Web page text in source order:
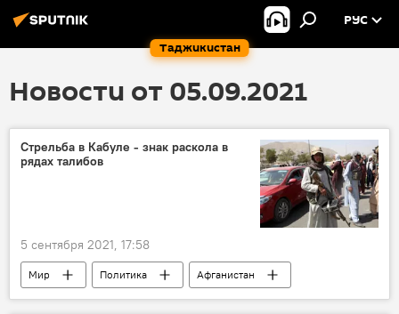
Таджикистан
РУС
Новости от 05.09.2021
Стрельба в Кабуле - знак раскола в
рядах талибов
5 сентября 2021, 17:58
Мир Политика
Афганистан
талибы